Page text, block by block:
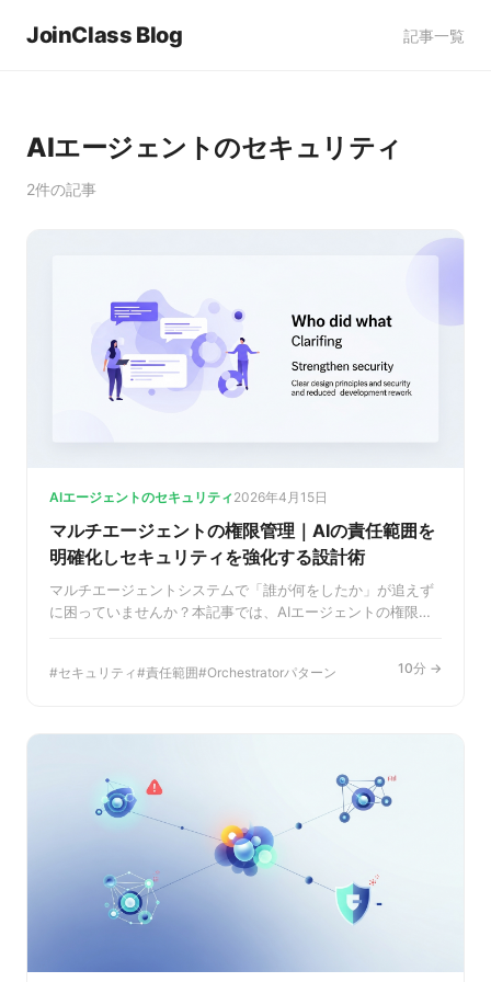
JoinClass Blog 記事一覧
AIエージェントのセキュリティ
2件の記事
AIエージェントのセキュリティ 2026年4月15日
マルチエージェントの権限管理｜AIの責任範囲を
明確化しセキュリティを強化する設計術
マルチエージェントシステムで「誰が何をしたか」が追えず
に困っていませんか？本記事では、AIエージェントの権限管
法がわかります。
セキュリティ 責任範囲 Orchestratorパターン 10分 →